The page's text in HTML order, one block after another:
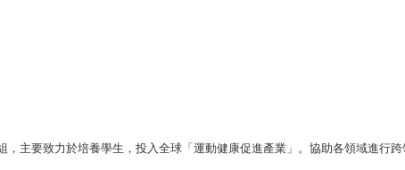
主要致力於培養學生，投入全球「運動健康促進產業」。協助各領域進行